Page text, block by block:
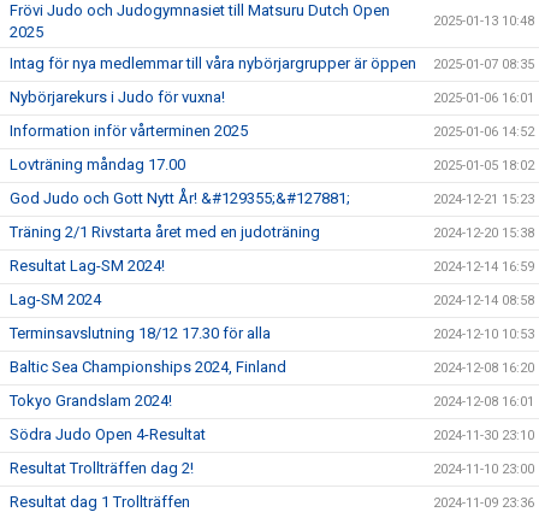
Frövi Judo och Judogymnasiet till Matsuru Dutch Open
2025
2025-01-13 10:48
Intag för nya medlemmar till våra nybörjargrupper är öppen 2025-01-07 08:35
Nybörjarekurs i Judo för vuxna! 2025-01-06 16:01
Information inför vårterminen 2025 2025-01-06 14:52
Lovträning måndag 17.00 2025-01-05 18:02
God Judo och Gott Nytt År! &#129355;&#127881; 2024-12-21 15:23
Träning 2/1 Rivstarta året med en judoträning 2024-12-20 15:38
Resultat Lag-SM 2024! 2024-12-14 16:59
Lag-SM 2024 2024-12-14 08:58
Terminsavslutning 18/12 17.30 för alla 2024-12-10 10:53
Baltic Sea Championships 2024, Finland 2024-12-08 16:20
Tokyo Grandslam 2024! 2024-12-08 16:01
Södra Judo Open 4-Resultat 2024-11-30 23:10
Resultat Trollträffen dag 2! 2024-11-10 23:00
Resultat dag 1 Trollträffen 2024-11-09 23:36